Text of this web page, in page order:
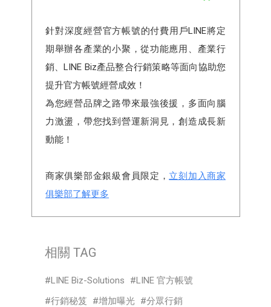
針對深度經營官方帳號的付費用戶LINE將定
期舉辦各產業的小聚，從功能應用、產業行
銷、LINE Biz產品整合行銷策略等面向協助您
提升官方帳號經營成效！
為您經營品牌之路帶來最強後援，多面向腦
力激盪，帶您找到營運新洞見，創造成長新
動能！
商家俱樂部金銀級會員限定， 立刻加入商家
俱樂部了解更多
相關 TAG
LINE Biz-Solutions
LINE 官方帳號
行銷秘笈
增加曝光
分眾行銷